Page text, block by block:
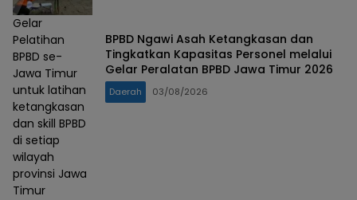
Gelar
Pelatihan
BPBD se-
Jawa Timur
untuk latihan
ketangkasan
dan skill BPBD
di setiap
wilayah
provinsi Jawa
Timur
BPBD Ngawi Asah Ketangkasan dan
Tingkatkan Kapasitas Personel melalui
Gelar Peralatan BPBD Jawa Timur 2026
Daerah 03/08/2026